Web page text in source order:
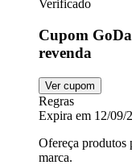
Verificado
Cupom
revenda
Ver cupom
Regras
Expira em 12/09/
Ofereça produtos
marca.